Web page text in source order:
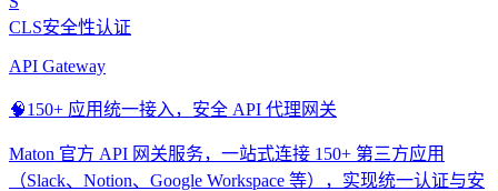
CLS安全性认证
API Gateway
🧠150+ 应用统一接入，安全 API 代理网关
Maton 官方 API 网关服务，一站式连接 150+ 第三方应用
（Slack、Notion、Google Workspace 等），实现统一认证与安